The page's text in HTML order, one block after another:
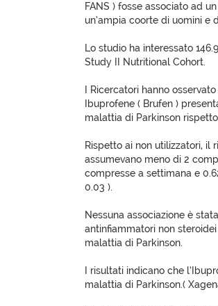
FANS ) fosse associato ad
un’ampia coorte di uomini e
Lo studio ha interessato
Study II Nutritional Cohort.
I Ricercatori hanno
Ibuprofene ( Brufen )
malattia di Parkinson
Rispetto ai non utilizzatori, il
assumevano meno di 2
compresse a settimana e
0.03 ).
Nessuna associazione è
antinfiammatori non
malattia di Parkinson.
I risultati indicano che
malattia di Parkinson.(